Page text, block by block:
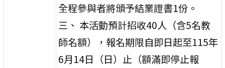
全程參與者將頒予結業證書1份。
三、 本活動預計招收40人（含5名教
師名額），報名期限自即日起至115年
6月14日（日）止（額滿即停止報